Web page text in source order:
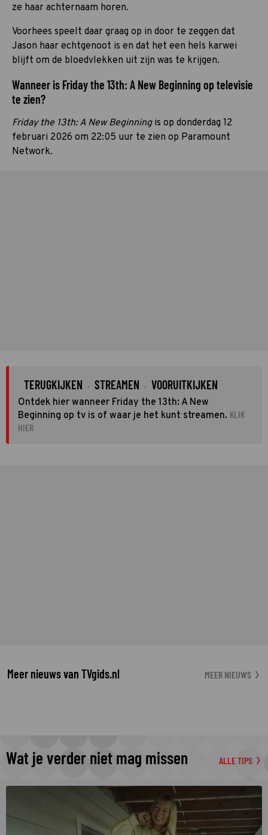
ze haar achternaam horen.
Voorhees speelt daar graag op in door te zeggen dat
Jason haar echtgenoot is en dat het een hels karwei
blijft om de bloedvlekken uit zijn was te krijgen.
Wanneer is Friday the 13th: A New Beginning op televisie
te zien?
Friday the 13th: A New Beginningis op donderdag 12
februari 2026 om 22:05 uur te zien op Paramount
Network.
TERUGKIJKEN · STREAMEN · VOORUITKIJKEN
Ontdek hier wanneer Friday the 13th: A New
Beginning op tv is of waar je het kunt streamen. KLIK
HIER
Meer nieuws van TVgids.nl MEER NIEUWS
Wat je verder niet mag missen ALLE TIPS